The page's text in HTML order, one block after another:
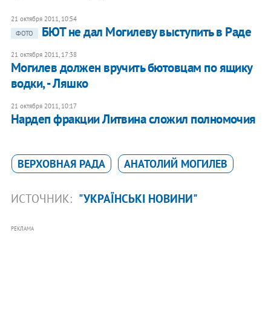
21 октября 2011, 10:54
ФОТО
БЮТ не дал Могилеву выступить в Раде
21 октября 2011, 17:38
Могилев должен вручить бютовцам по ящику
водки, - Ляшко
21 октября 2011, 10:17
Нардеп фракции Литвина сложил полномочия
ВЕРХОВНАЯ РАДА АНАТОЛИЙ МОГИЛЕВ
ИСТОЧНИК: "УКРАЇНСЬКІ НОВИНИ"
РЕКЛАМА